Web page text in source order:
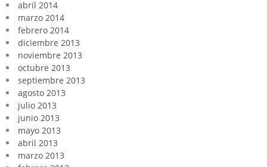
abril 2014
marzo 2014
febrero 2014
diciembre 2013
noviembre 2013
octubre 2013
septiembre 2013
agosto 2013
julio 2013
junio 2013
mayo 2013
abril 2013
marzo 2013